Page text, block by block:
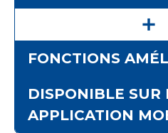
FONCTIONS
DISPONIBLE SUR
APPLICATION